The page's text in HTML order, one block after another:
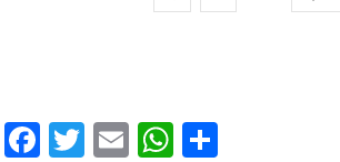
Facebook
Twitter
EmailWhatsApp